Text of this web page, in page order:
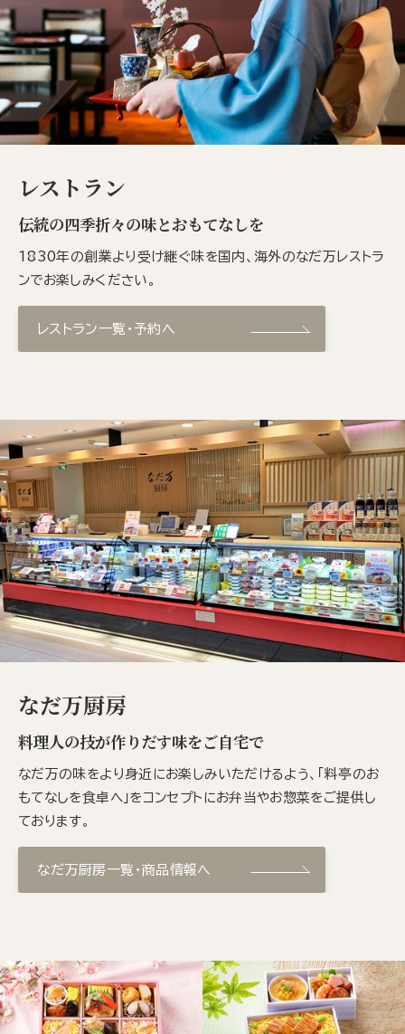
レストラン
伝統の四季折々の味とおもてなしを
1830年の創業より受け継ぐ味を国内、海外のなだ万レストラ
ンでお楽しみください。
レストラン一覧・予約へ
なだ万厨房
料理人の技が作りだす味をご自宅で
なだ万の味をより身近にお楽しみいただけるよう、「料亭のお
もてなしを食卓へ」をコンセプトにお弁当やお惣菜をご提供し
ております。
なだ万厨房一覧・商品情報へ